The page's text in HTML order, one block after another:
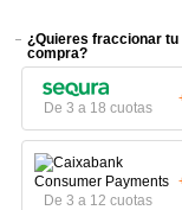
¿Quieres fraccionar tu
compra?
De 3 a 18 cuotas
De 3 a 12 cuotas